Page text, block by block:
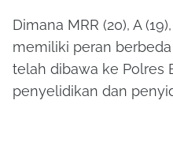
Dimana MRR (20), A
memiliki peran
telah dibawa ke Polres
penyelidikan dan